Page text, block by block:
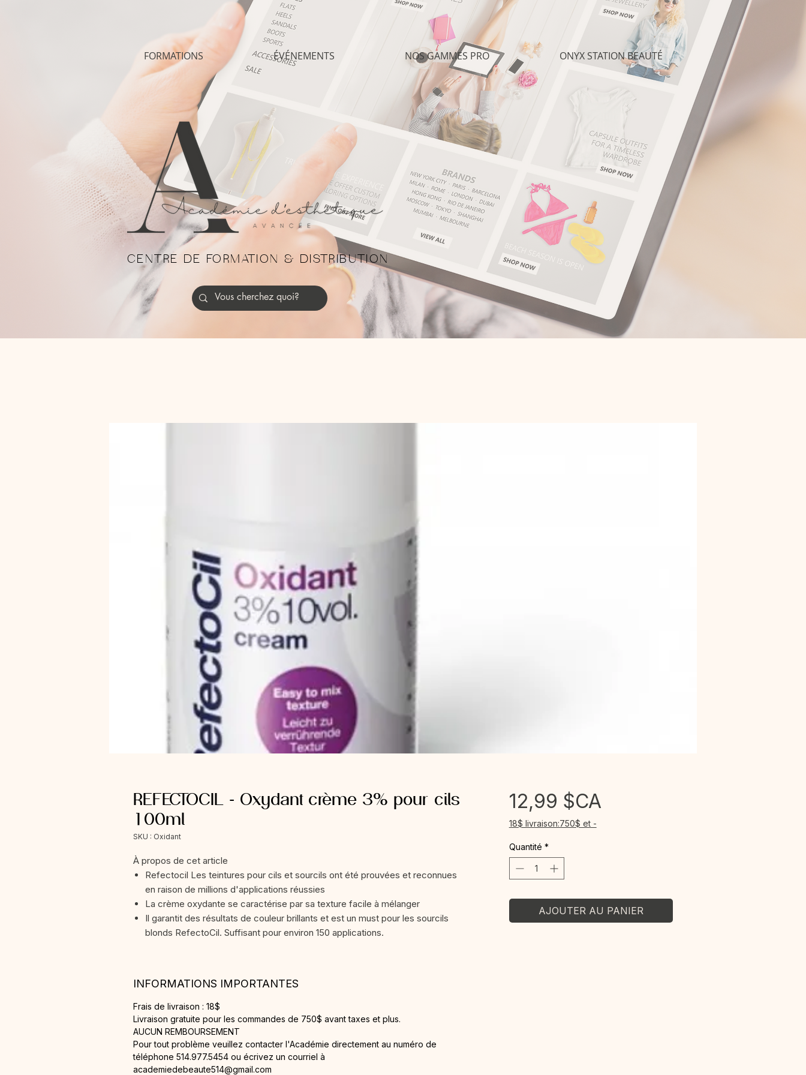
FORMATIONS ÉVÉNEMENTS NOS GAMMES PRO ONYX STATION BEAUTÉ
CENTRE DE FORMATION & DISTRIBUTION
REFECTOCIL - Oxydant crème 3% pour cils
100ml
SKU : Oxidant
À propos de cet article
Refectocil Les teintures pour cils et sourcils ont été prouvées et reconnues
en raison de millions d'applications réussies
La crème oxydante se caractérise par sa texture facile à mélanger
Il garantit des résultats de couleur brillants et est un must pour les sourcils
blonds RefectoCil. Suffisant pour environ 150 applications.
INFORMATIONS IMPORTANTES
Frais de livraison : 18$
Livraison gratuite pour les commandes de 750$ avant taxes et plus.
AUCUN REMBOURSEMENT
Pour tout problème veuillez contacter l'Académie directement au numéro de
téléphone 514.977.5454 ou écrivez un courriel à
academiedebeaute514@gmail.com
12,99 $CAPrix
18$ livraison:750$ et -
Quantité *
AJOUTER AU PANIER